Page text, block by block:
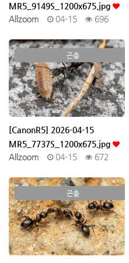
MR5_9149S_1200x675.jpg
Allzoom
04-15 696
곤충
[CanonR5] 2026-04-15
MR5_7737S_1200x675.jpg
Allzoom
04-15 672
곤충